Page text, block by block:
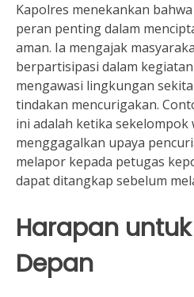
Kapolres menekankan
peran penting dalam
aman. Ia mengajak
berpartisipasi dalam
mengawasi lingkungan
tindakan mencurigakan.
ini adalah ketika sekelompok
menggagalkan upaya
melapor kepada petugas
dapat ditangkap sebelum
Harapan
Depan